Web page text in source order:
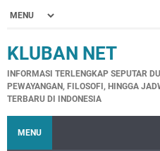
KLUBAN NET
INFORMASI TERLENGKAP SEPUTAR
PEWAYANGAN, FILOSOFI, HINGGA
TERBARU DI INDONESIA
MENU